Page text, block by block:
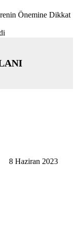
Önemine Dikkat
8 Haziran 2023